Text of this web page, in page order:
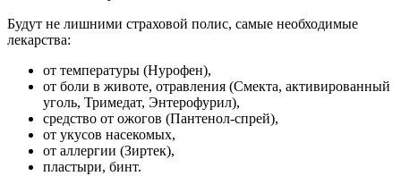
Будут не лишними страховой полис, самые необходимые
лекарства:
от температуры (Нурофен),
от боли в животе, отравления (Смекта, активированный
уголь, Тримедат, Энтерофурил),
средство от ожогов (Пантенол-спрей),
от укусов насекомых,
от аллергии (Зиртек),
пластыри, бинт.